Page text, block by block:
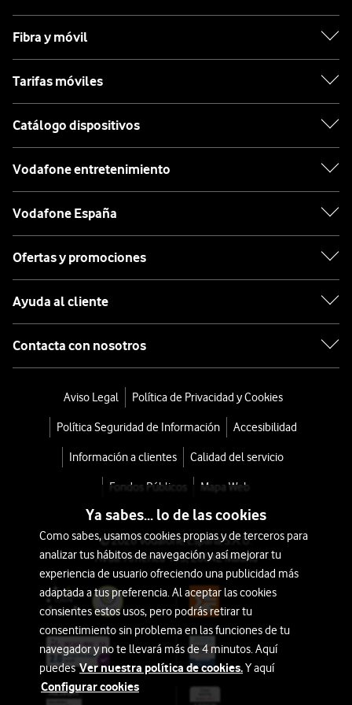
Fibra y móvil
Tarifas móviles
Catálogo dispositivos
Vodafone entretenimiento
Vodafone España
Ofertas y promociones
Ayuda al cliente
Contacta con nosotros
Aviso Legal Política de Privacidad y Cookies
Política Seguridad de Información Accesibilidad
Información a clientes Calidad del servicio
Fondos Públicos Mapa Web
© 2026 Vodafone España S.A.U.
Avda. América 115, 28042 Madrid
Ya sabes... lo de las cookies
Como sabes, usamos cookies propias y de terceros para
analizar tus hábitos de navegación y así mejorar tu
experiencia de usuario ofreciendo una publicidad más
adaptada a tus preferencia. Al aceptar las cookies
consientes estos usos, pero podrás retirar tu
consentimiento sin problema en las funciones de tu
navegador y no te llevará más de 4 minutos. Aquí
puedesVer nuestra política de cookies.Y aquí
Configurar cookies